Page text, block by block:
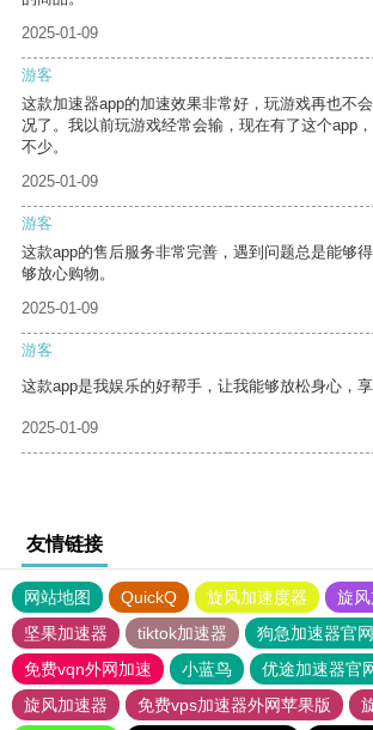
2025-01-09
游客
这款加速器app的加速效果非常好，玩游戏再也不
况了。我以前玩游戏经常会输，现在有了这个app
不少。
2025-01-09
游客
这款app的售后服务非常完善，遇到问题总是能够
够放心购物。
2025-01-09
游客
这款app是我娱乐的好帮手，让我能够放松身心，享
2025-01-09
友情链接
网站地图 QuickQ 旋风加速度器
旋
坚果加速器
tiktok加速器
狗急加速器官网
免费vqn外网加速
小蓝鸟 优途加速器官
旋风加速器
免费vps加速器外网苹果版